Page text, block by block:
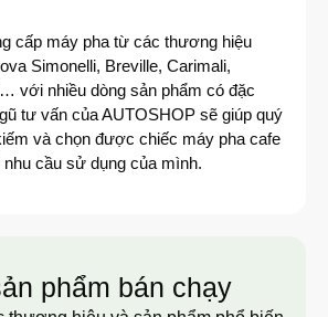
cấp máy pha từ các thương hiệu
Simonelli, Breville, Carimali,
với nhiều dòng sản phẩm có đặc
tư vấn của AUTOSHOP sẽ giúp quý
và chọn được chiếc máy pha cafe
cầu sử dụng của mình.
phẩm bán chạy